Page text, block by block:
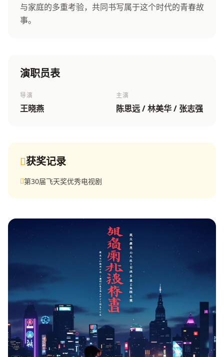
与家庭的多重考验，共同书写属于这个时代的青春故
事。
演职员表
导演
王晓燕
主演
陈思远 / 林美华 / 张志强
获奖记录
第30届飞天奖优秀电视剧